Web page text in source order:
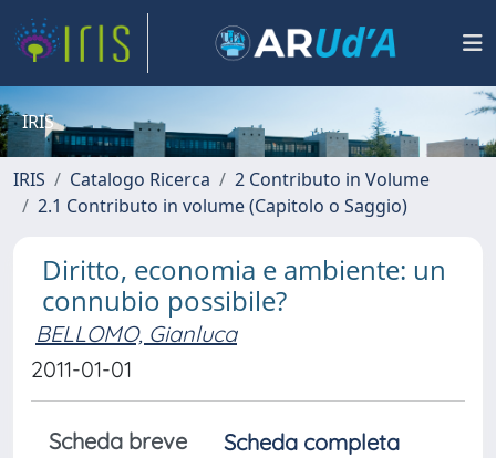
IRIS
IRIS Catalogo Ricerca
2 Contributo in Volume
2.1 Contributo in volume (Capitolo o Saggio)
Diritto, economia e ambiente: un
connubio possibile?
BELLOMO, Gianluca
2011-01-01
Scheda breve
Scheda completa